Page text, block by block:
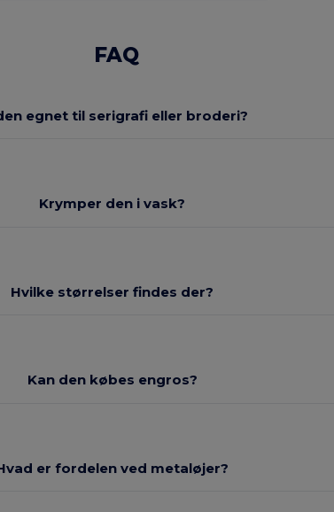
FAQ
egnet til serigrafi eller broderi?
Krymper den i vask?
Hvilke størrelser findes der?
Kan den købes engros?
er fordelen ved metaløjer?